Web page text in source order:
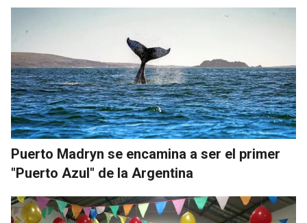
Puerto Madryn se encamina a ser el primer
"Puerto Azul" de la Argentina